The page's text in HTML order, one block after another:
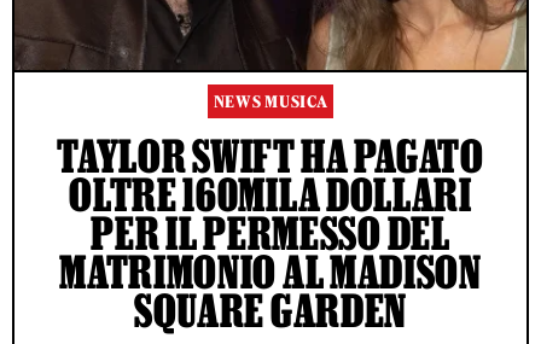
NEWS MUSICA
TAYLOR SWIFT HA PAGATO
OLTRE 160MILA DOLLARI
PER IL PERMESSO DEL
MATRIMONIO AL MADISON
SQUARE GARDEN